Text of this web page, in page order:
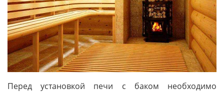
Перед установкой печи с баком необходимо